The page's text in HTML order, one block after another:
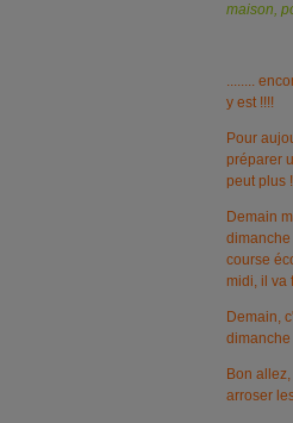
maison,
........
y est !!!!
Pour
préparer
peut plus
Demain
dimanche
course
midi, il va
Demain,
dimanche
Bon
arroser